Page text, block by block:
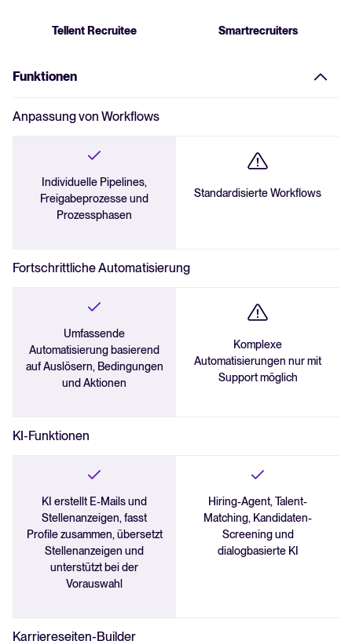
Textnachrichten (SMS)
Externer Gastzugang
Fragebögen zur Vorauswahl
Selbstständige Terminbuchung durch Kandidat*innen
Erkennung von Duplikaten
Mitarbeiterempfehlungen
Unterstützung für unvoreingenommenes Recruiting
Tellent Recruitee Smartrecruiters
Funktionen
Anpassung von Workflows
Individuelle Pipelines,
Freigabeprozesse und
Prozessphasen
Standardisierte Workflows
Fortschrittliche Automatisierung
Umfassende
Automatisierung basierend
auf Auslösern, Bedingungen
und Aktionen
Komplexe
Automatisierungen nur mit
Support möglich
KI-Funktionen
KI erstellt E-Mails und
Stellenanzeigen, fasst
Profile zusammen, übersetzt
Stellenanzeigen und
unterstützt bei der
Vorauswahl
Hiring-Agent, Talent-
Matching, Kandidaten-
Screening und
dialogbasierte KI
Karriereseiten-Builder